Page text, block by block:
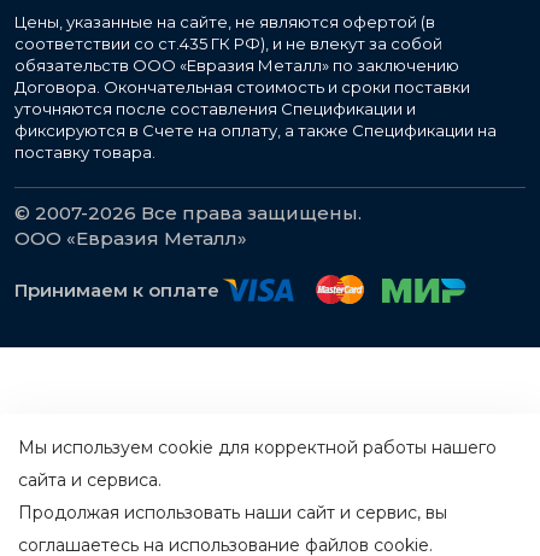
Цены, указанные на сайте, не являются офертой (в
соответствии со ст.435 ГК РФ), и не влекут за собой
обязательств ООО «Евразия Металл» по заключению
Договора. Окончательная стоимость и сроки поставки
уточняются после составления Спецификации и
фиксируются в Счете на оплату, а также Спецификации на
поставку товара.
© 2007-2026 Все права защищены.
ООО «Евразия Металл»
Принимаем к оплате
Мы используем cookie для корректной работы нашего
сайта и сервиса.
Продолжая использовать наши сайт и сервис, вы
соглашаетесь на использование файлов cookie.